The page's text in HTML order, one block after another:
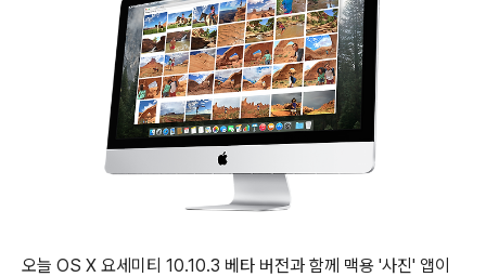
오늘 OS X 요세미티 10.10.3 베타 버전과 함께 맥용 '사진' 앱이